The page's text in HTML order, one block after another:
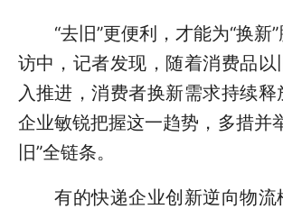
“去旧”更便利，才能为“换新”
访中，记者发现，随着消费品以
入推进，消费者换新需求持续释
企业敏锐把握这一趋势，多措并
旧”全链条。
有的快递企业创新逆向物流